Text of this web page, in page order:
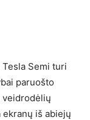
Semi turi
paruošto
iš abiejų